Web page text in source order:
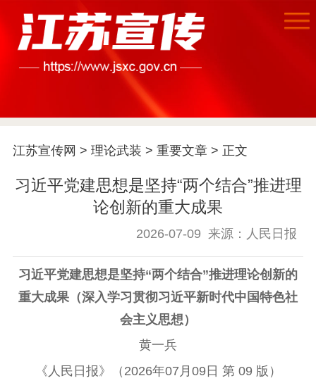
江苏宣传网 > 理论武装 > 重要文章> 正文
习近平党建思想是坚持“两个结合”推进理
论创新的重大成果
2026-07-09 来源：人民日报
习近平党建思想是坚持“两个结合”推进理论创新的
重大成果（深入学习贯彻习近平新时代中国特色社
会主义思想）
黄一兵
《人民日报》（2026年07月09日 第 09 版）